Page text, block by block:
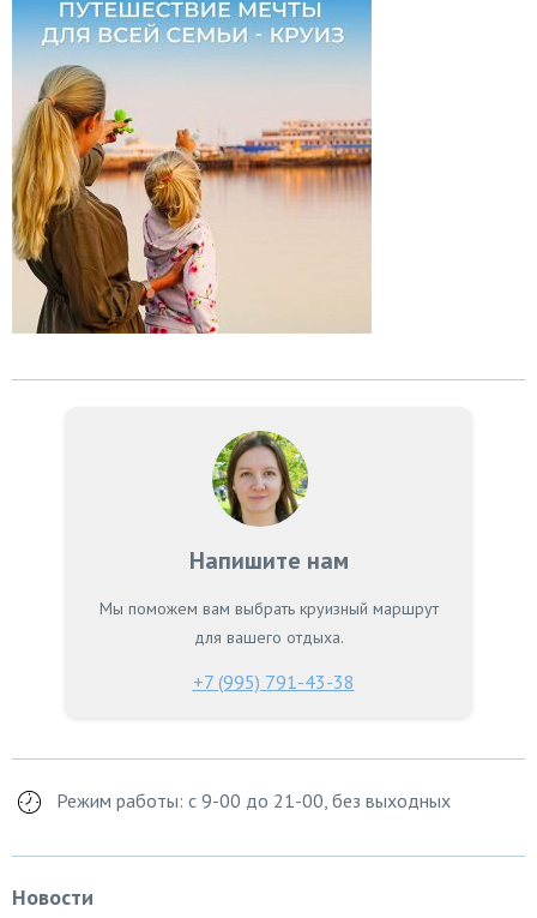
Напишите нам
Мы поможем вам выбрать круизный маршрут
для вашего отдыха.
+7 (995) 791-43-38
Режим работы: с 9-00 до 21-00, без выходных
Новости